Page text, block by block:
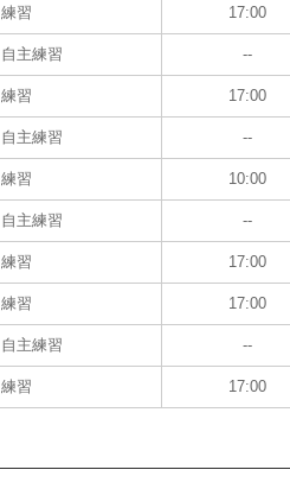
練習 17:00
自主練習 --
練習 17:00
自主練習 --
練習 10:00
自主練習 --
練習 17:00
練習 17:00
自主練習 --
練習 17:00